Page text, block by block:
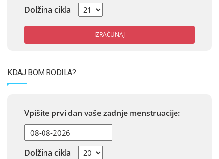
Dolžina cikla
IZRAČUNAJ
KDAJ BOM RODILA?
Vpišite prvi dan vaše zadnje menstruacije:
Dolžina cikla